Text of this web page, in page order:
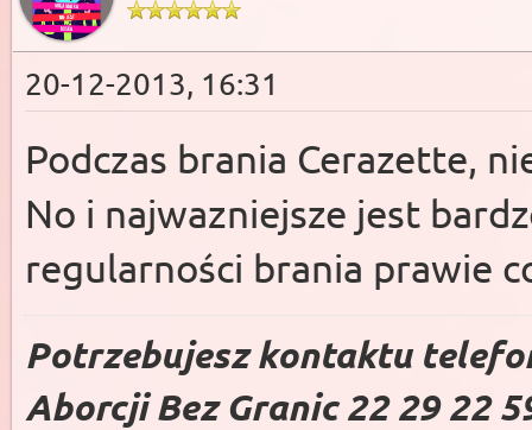
20-12-2013, 16:31
Podczas brania Cerazette,
No i najwazniejsze jest
regularności brania prawie
Potrzebujesz kontaktu
Aborcji Bez Granic 22 29 22